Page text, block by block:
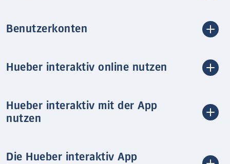
Benutzerkonten
Hueber interaktiv online nutzen
Hueber interaktiv mit der App
nutzen
Die Hueber interaktiv App